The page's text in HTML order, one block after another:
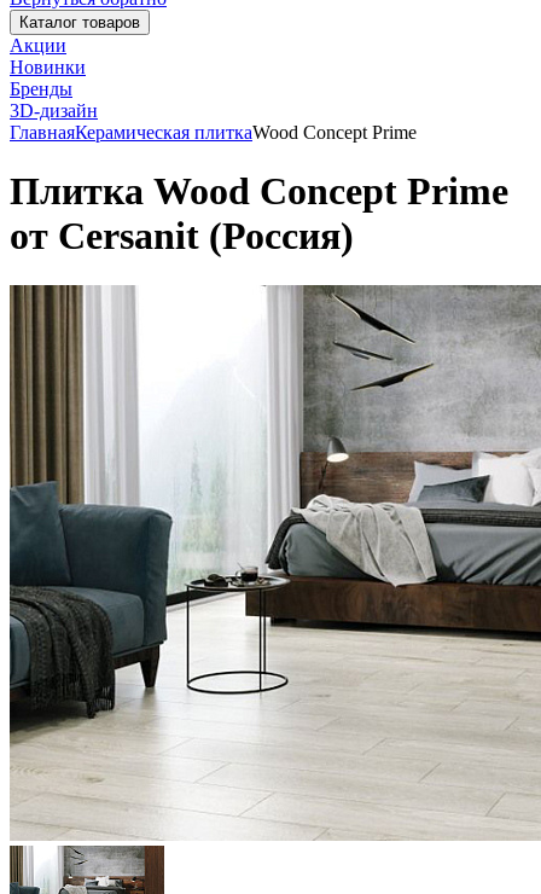
Каталог товаров
Акции
Новинки
Бренды
3D-дизайн
ГлавнаяКерамическая плиткаWood Concept Prime
Плитка Wood Concept Prime
от Cersanit (Россия)